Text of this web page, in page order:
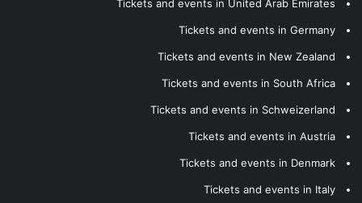
Tickets and events in United Arab Emirates
Tickets and events in Germany
Tickets and events in New Zealand
Tickets and events in South Africa
Tickets and events in Schweizerland
Tickets and events in Austria
Tickets and events in Denmark
Tickets and events in Italy